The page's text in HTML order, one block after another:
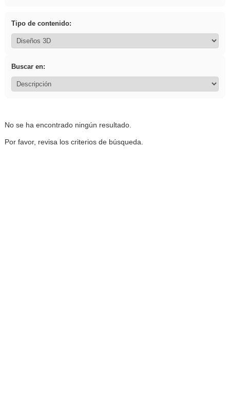
Tipo de contenido:
Buscar en:
No se ha encontrado ningún resultado.
Por favor, revisa los criterios de búsqueda.